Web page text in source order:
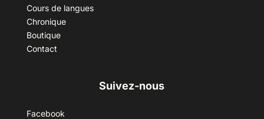
Cours de langues
Chronique
Boutique
Contact
Suivez-nous
Facebook